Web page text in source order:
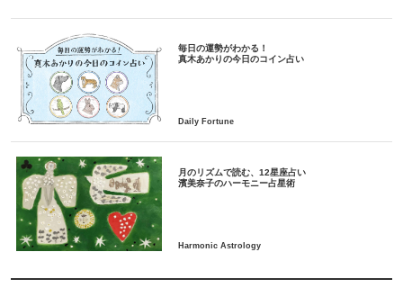
毎日の運勢がわかる！
月のリズムで読む、12星座占い